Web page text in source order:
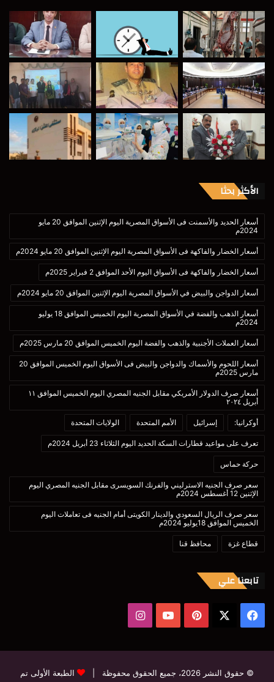
الأكثر بحثا
أسعار الحديد والأسمنت فى الأسواق المصرية اليوم الإثنين الموافق 20 مايو
2024م
أسعار الخضار والفاكهة فى الأسواق المصرية اليوم الإثنين الموافق 20 مايو 2024م
أسعار الخضار والفاكهة فى الأسواق اليوم الأحد الموافق 2 فبراير 2025م
أسعار الدواجن والبيض في الأسواق المصرية اليوم الإثنين الموافق 20 مايو 2024م
أسعار الذهب والفضة في الأسواق المصرية اليوم الخميس الموافق 18 يوليو
2024م
أسعار العملات الأجنبية والذهب والفضة اليوم الخميس الموافق 20 مارس 2025م
أسعار اللحوم والأسماك والدواجن والبيض فى الأسواق اليوم الخميس الموافق 20
مارس 2025م
أسعار صرف الدولار الأمريكي مقابل الجنيه المصري اليوم الخميس الموافق ١١
أبريل ٢٠٢٤
أوكرانيا: إسرائيل الأمم المتحدة الولايات المتحدة
تعرف على مواعيد قطارات السكة الحديد اليوم الثلاثاء 23 أبريل 2024م
حركة حماس
سعر صرف الجنيه الاسترليني والفرنك السويسرى مقابل الجنيه المصري اليوم
الإثنين 12 أغسطس 2024م
سعر صرف الريال السعودي والدينار الكويتى أمام الجنيه فى تعاملات اليوم
الخميس الموافق 18يوليو 2024م
قطاع غزة محافظ قنا
تابعنا علي
فيسبوك بينتيريست‫YouTube
© حقوق النشر 2026، جميع الحقوق محفوظة | الطبعة الأولى تم